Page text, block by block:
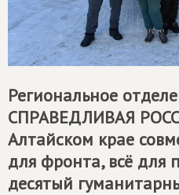
Региональное
СПРАВЕДЛИВАЯ
Алтайском крае
для фронта, всё для
десятый